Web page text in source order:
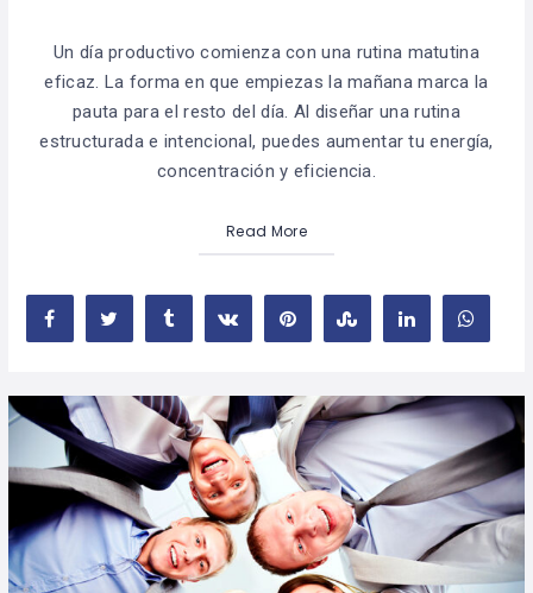
Un día productivo comienza con una rutina matutina
eficaz. La forma en que empiezas la mañana marca la
pauta para el resto del día. Al diseñar una rutina
estructurada e intencional, puedes aumentar tu energía,
concentración y eficiencia.
Read More